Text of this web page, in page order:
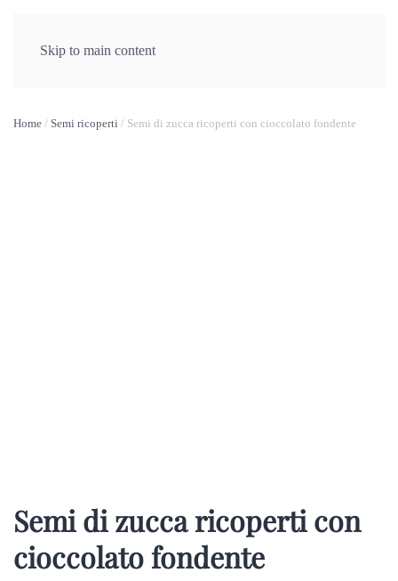
Skip to main content
Home / Semi ricoperti / Semi di zucca ricoperti con cioccolato fondente
Semi di zucca ricoperti con
cioccolato fondente